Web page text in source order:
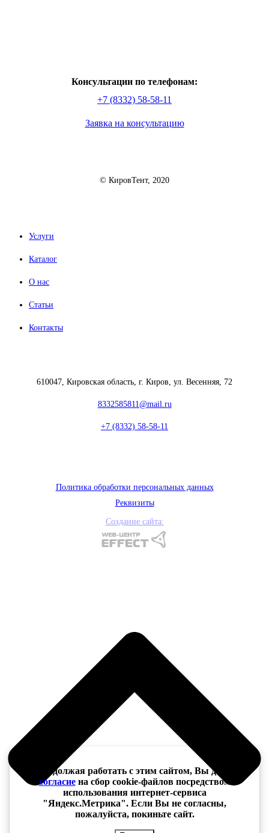
Консультации по телефонам:
+7 (8332) 58-58-11
Заявка на консультацию
© КировТент, 2020
Услуги
Каталог
О нас
Статьи
Контакты
610047, Кировская область, г. Киров, ул. Весенняя, 72
8332585811@mail.ru
+7 (8332) 58-58-11
Политика обработки персональных данных
Реквизиты
Создание сайта:
Продолжая работать с этим сайтом, Вы даёте
согласиена сбор cookie-файлов посредством
использования интернет-сервиса
"Яндекс.Метрика". Если Вы не согласны,
пожалуйста, покиньте сайт.